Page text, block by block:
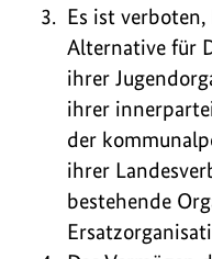
Es ist
Alternative für
ihrer
ihrer
der
ihrer
bestehende